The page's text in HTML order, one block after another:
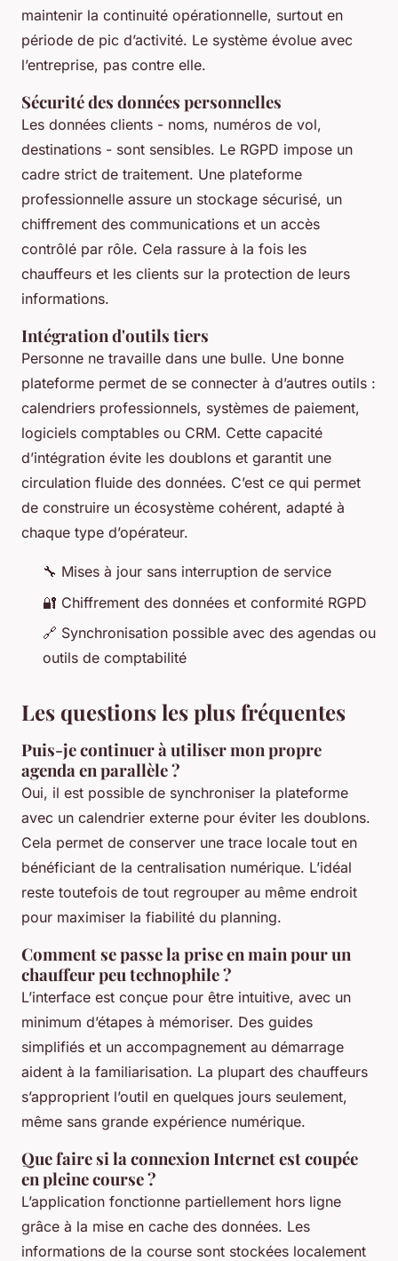
maintenir la continuité opérationnelle, surtout en
période de pic d’activité. Le système évolue avec
l’entreprise, pas contre elle.
Sécurité des données personnelles
Les données clients - noms, numéros de vol,
destinations - sont sensibles. Le RGPD impose un
cadre strict de traitement. Une plateforme
professionnelle assure un stockage sécurisé, un
chiffrement des communications et un accès
contrôlé par rôle. Cela rassure à la fois les
chauffeurs et les clients sur la protection de leurs
informations.
Intégration d'outils tiers
Personne ne travaille dans une bulle. Une bonne
plateforme permet de se connecter à d’autres outils :
calendriers professionnels, systèmes de paiement,
logiciels comptables ou CRM. Cette capacité
d’intégration évite les doublons et garantit une
circulation fluide des données. C’est ce qui permet
de construire un écosystème cohérent, adapté à
chaque type d’opérateur.
🔧 Mises à jour sans interruption de service
🔐 Chiffrement des données et conformité RGPD
🔗 Synchronisation possible avec des agendas ou
outils de comptabilité
Les questions les plus fréquentes
Puis-je continuer à utiliser mon propre
agenda en parallèle ?
Oui, il est possible de synchroniser la plateforme
avec un calendrier externe pour éviter les doublons.
Cela permet de conserver une trace locale tout en
bénéficiant de la centralisation numérique. L’idéal
reste toutefois de tout regrouper au même endroit
pour maximiser la fiabilité du planning.
Comment se passe la prise en main pour un
chauffeur peu technophile ?
L’interface est conçue pour être intuitive, avec un
minimum d’étapes à mémoriser. Des guides
simplifiés et un accompagnement au démarrage
aident à la familiarisation. La plupart des chauffeurs
s’approprient l’outil en quelques jours seulement,
même sans grande expérience numérique.
Que faire si la connexion Internet est coupée
en pleine course ?
L’application fonctionne partiellement hors ligne
grâce à la mise en cache des données. Les
informations de la course sont stockées localement